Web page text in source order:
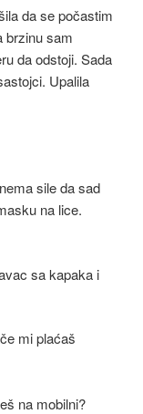
da se počastim
brzinu sam
da odstoji. Sada
Upalila
sile da sad
na lice.
sa kapaka i
mi plaćaš
na mobilni?